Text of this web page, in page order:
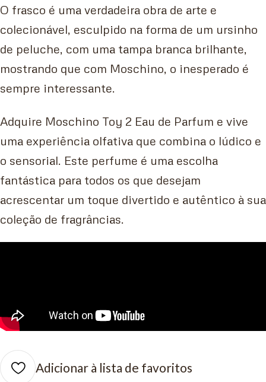
O frasco é uma verdadeira obra de arte e
colecionável, esculpido na forma de um ursinho
de peluche, com uma tampa branca brilhante,
mostrando que com Moschino, o inesperado é
sempre interessante.
Adquire Moschino Toy 2 Eau de Parfum e vive
uma experiência olfativa que combina o lúdico e
o sensorial. Este perfume é uma escolha
fantástica para todos os que desejam
acrescentar um toque divertido e autêntico à sua
coleção de fragrâncias.
Adicionar à lista de favoritos